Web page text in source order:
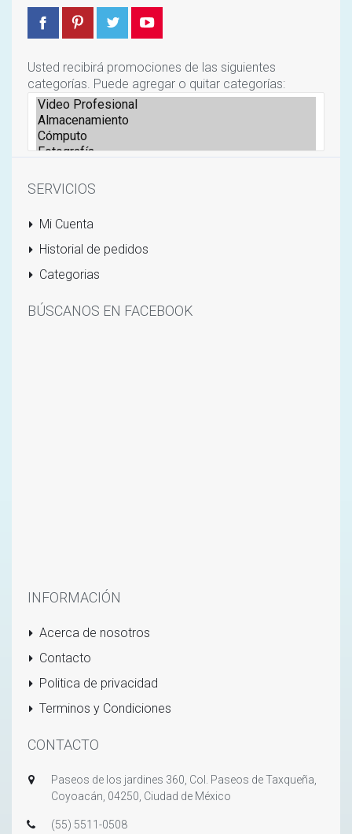
Usted recibirá promociones de las siguientes
categorías. Puede agregar o quitar categorías:
SERVICIOS
Mi Cuenta
Historial de pedidos
Categorias
BÚSCANOS EN FACEBOOK
INFORMACIÓN
Acerca de nosotros
Contacto
Politica de privacidad
Terminos y Condiciones
CONTACTO
Paseos de los jardines 360, Col. Paseos de Taxqueña,
Coyoacán, 04250, Ciudad de México
(55) 5511-0508